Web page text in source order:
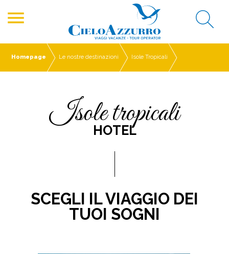
menu
Homepage Le nostre destinazioni Isole Tropicali
isole tropicali
HOTEL
SCEGLI IL VIAGGIO DEI
TUOI SOGNI